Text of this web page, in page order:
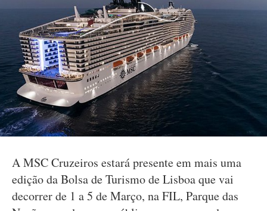
A MSC Cruzeiros estará presente em mais uma
edição da Bolsa de Turismo de Lisboa que vai
decorrer de 1 a 5 de Março, na FIL, Parque das